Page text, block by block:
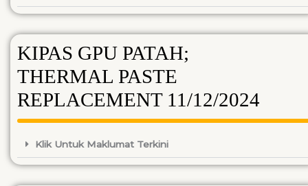
KIPAS GPU PATAH;
THERMAL PASTE
REPLACEMENT 11/12/2024
Klik Untuk Maklumat Terkini